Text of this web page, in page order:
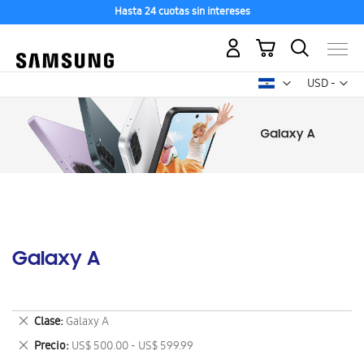
Hasta 24 cuotas sin intereses
USD -
dólar
Mi carrito
Galaxy A
Clase Galaxy A
Eliminar
este
artículo
Precio US$ 500.00 - US$ 599.99
Eliminar